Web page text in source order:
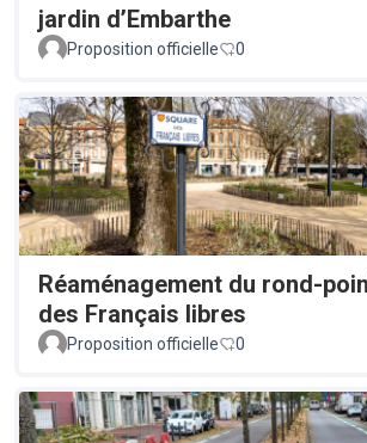
jardin d’Embarthe
Proposition officielle 0
Réaménagement du rond-
des Français libres
Proposition officielle 0